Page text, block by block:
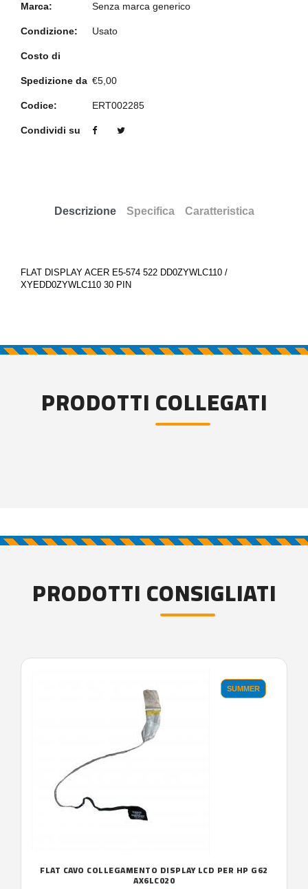
Marca: Senza marca generico
Condizione: Usato
Costo di
Spedizione da €5,00
Codice: ERT002285
Condividi su
Descrizione Specifica Caratteristica
FLAT DISPLAY ACER E5-574 522 DD0ZYWLC110 /
XYEDD0ZYWLC110 30 PIN
PRODOTTI COLLEGATI
PRODOTTI CONSIGLIATI
SUMMER
FLAT CAVO COLLEGAMENTO DISPLAY LCD PER HP G62
AX6LC020